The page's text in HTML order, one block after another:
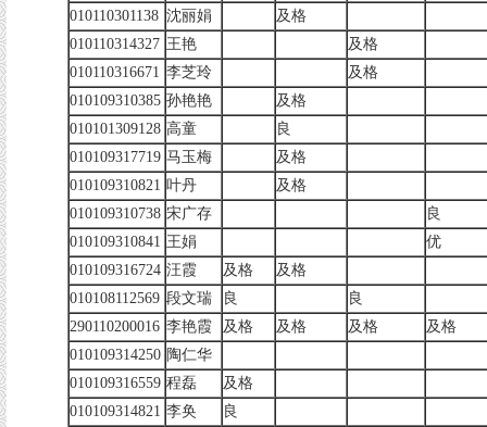
010110301138 沈丽娟
及格
010110314327 王艳
及格
010110316671 李芝玲
及格
010109310385 孙艳艳
及格
010101309128 高童
良
010109317719 马玉梅
及格
010109310821 叶丹
及格
010109310738 宋广存
良
010109310841 王娟
优
010109316724 汪霞 及格
及格
010108112569 段文瑞 良
良
290110200016 李艳霞 及格 及格 及格
及格
010109314250 陶仁华
010109316559 程磊
及格
010109314821 李奂
良